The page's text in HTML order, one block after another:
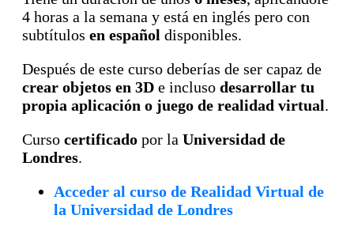
4 horas a la semana y está en inglés pero con
subtítulos en español disponibles.
Después de este curso deberías de ser capaz de
crear objetos en 3D e incluso desarrollar tu
propia aplicación o juego de realidad virtual.
Curso certificado por la Universidad de
Londres.
Acceder al curso de Realidad Virtual de
la Universidad de Londres